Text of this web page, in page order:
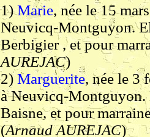
1)Marie, née le 15
Neuvicq-Montguyon.
Berbigier , et pour
AUREJAC)
2)Marguerite, née le 3
à Neuvicq-Montguyon.
Baisne, et pour
(Arnaud AUREJAC)